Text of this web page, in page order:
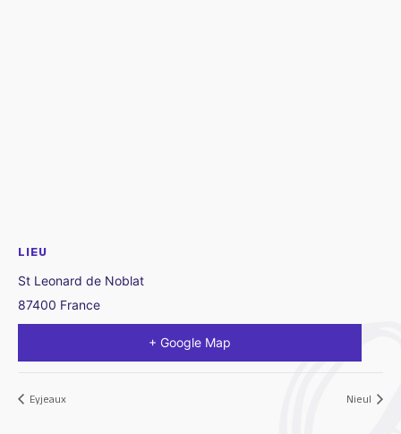
LIEU
St Leonard de Noblat
87400 France
+ Google Map
Eyjeaux Nieul